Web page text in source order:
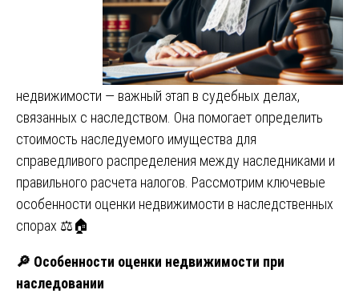
недвижимости — важный этап в судебных делах,
связанных с наследством. Она помогает определить
стоимость наследуемого имущества для
справедливого распределения между наследниками и
правильного расчета налогов. Рассмотрим ключевые
особенности оценки недвижимости в наследственных
спорах ⚖️🏠
🔎 Особенности оценки недвижимости при
наследовании